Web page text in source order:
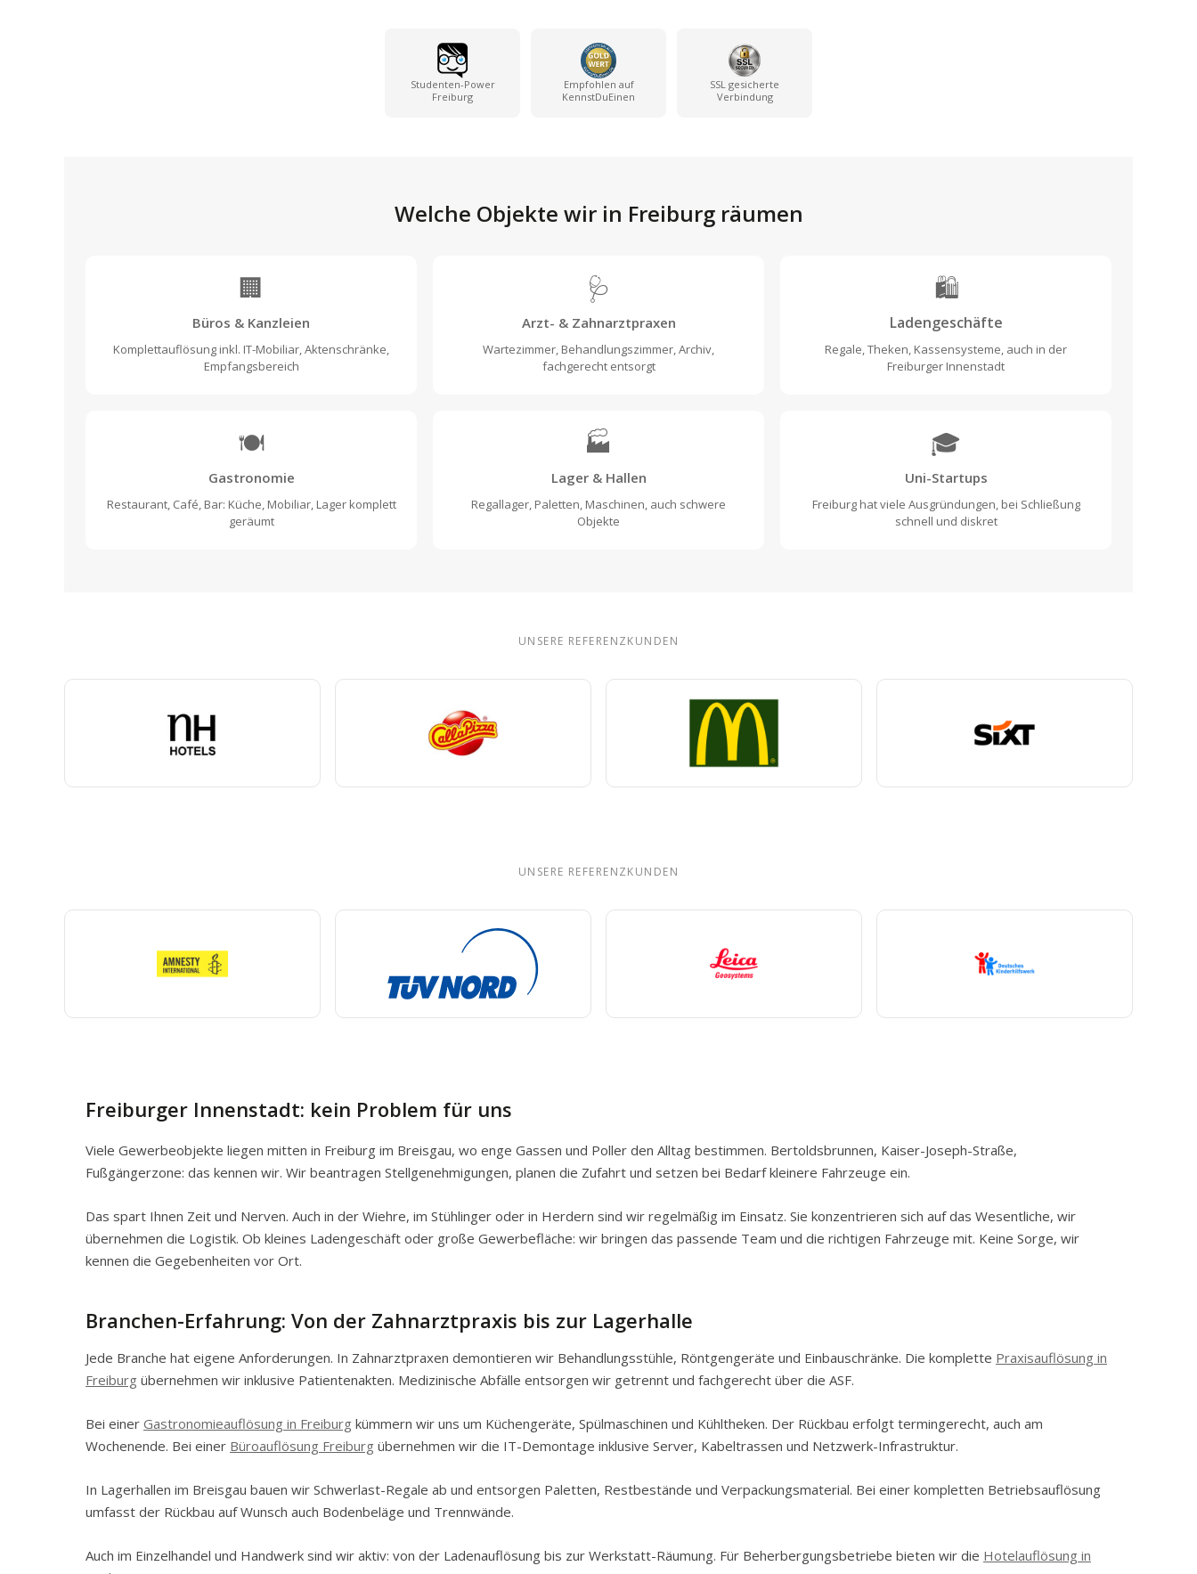
Studenten-Power
Freiburg
Empfohlen auf
KennstDuEinen
SSL gesicherte
Verbindung
Welche Objekte wir in Freiburg räumen
🏢
Büros & Kanzleien
Komplettauflösung inkl. IT-Mobiliar, Aktenschränke,
Empfangsbereich
🩺
Arzt- & Zahnarztpraxen
Wartezimmer, Behandlungszimmer, Archiv,
fachgerecht entsorgt
🛍️
Ladengeschäfte
Regale, Theken, Kassensysteme, auch in der
Freiburger Innenstadt
🍽️
Gastronomie
Restaurant, Café, Bar: Küche, Mobiliar, Lager komplett
geräumt
🏭
Lager & Hallen
Regallager, Paletten, Maschinen, auch schwere
Objekte
🎓
Uni-Startups
Freiburg hat viele Ausgründungen, bei Schließung
schnell und diskret
UNSERE REFERENZKUNDEN
UNSERE REFERENZKUNDEN
Freiburger Innenstadt: kein Problem für uns
Viele Gewerbeobjekte liegen mitten in Freiburg im Breisgau, wo enge Gassen und Poller den Alltag bestimmen. Bertoldsbrunnen, Kaiser-Joseph-Straße,
Fußgängerzone: das kennen wir. Wir beantragen Stellgenehmigungen, planen die Zufahrt und setzen bei Bedarf kleinere Fahrzeuge ein.
Das spart Ihnen Zeit und Nerven. Auch in der Wiehre, im Stühlinger oder in Herdern sind wir regelmäßig im Einsatz. Sie konzentrieren sich auf das Wesentliche, wir
übernehmen die Logistik. Ob kleines Ladengeschäft oder große Gewerbefläche: wir bringen das passende Team und die richtigen Fahrzeuge mit. Keine Sorge, wir
kennen die Gegebenheiten vor Ort.
Branchen-Erfahrung: Von der Zahnarztpraxis bis zur Lagerhalle
Jede Branche hat eigene Anforderungen. In Zahnarztpraxen demontieren wir Behandlungsstühle, Röntgengeräte und Einbauschränke. Die komplette Praxisauflösung in
Freiburg übernehmen wir inklusive Patientenakten. Medizinische Abfälle entsorgen wir getrennt und fachgerecht über die ASF.
Bei einer Gastronomieauflösung in Freiburg kümmern wir uns um Küchengeräte, Spülmaschinen und Kühltheken. Der Rückbau erfolgt termingerecht, auch am
Wochenende. Bei einer Büroauflösung Freiburg übernehmen wir die IT-Demontage inklusive Server, Kabeltrassen und Netzwerk-Infrastruktur.
In Lagerhallen im Breisgau bauen wir Schwerlast-Regale ab und entsorgen Paletten, Restbestände und Verpackungsmaterial. Bei einer kompletten Betriebsauflösung
umfasst der Rückbau auf Wunsch auch Bodenbeläge und Trennwände.
Auch im Einzelhandel und Handwerk sind wir aktiv: von der Ladenauflösung bis zur Werkstatt-Räumung. Für Beherbergungsbetriebe bieten wir die Hotelauflösung in